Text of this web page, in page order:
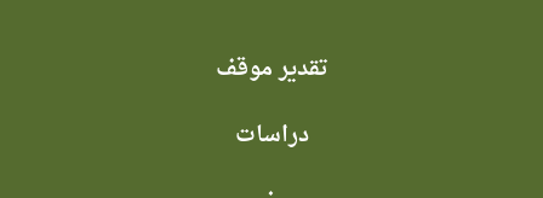
تقدير موقف
دراسات